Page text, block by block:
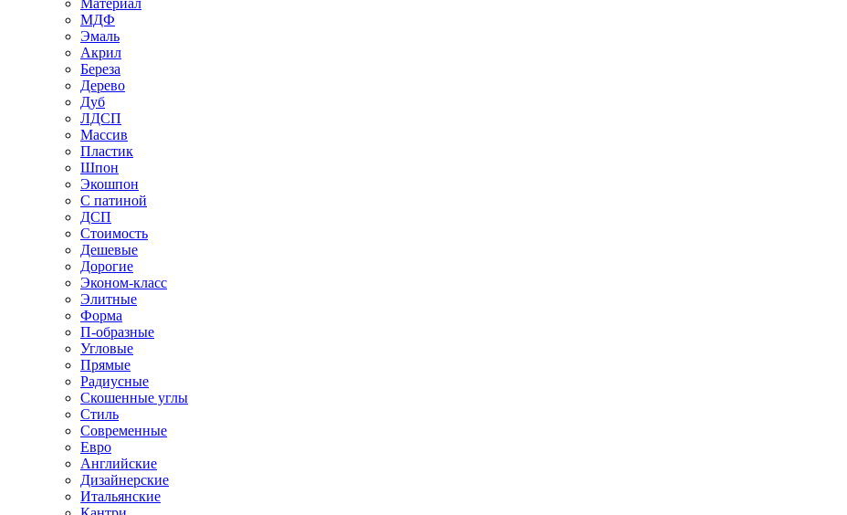
МДФ
Эмаль
Акрил
Береза
Дерево
Дуб
ЛДСП
Массив
Пластик
Шпон
Экошпон
С патиной
ДСП
Стоимость
Дешевые
Дорогие
Эконом-класс
Элитные
Форма
П-образные
Угловые
Прямые
Радиусные
Скошенные углы
Стиль
Современные
Евро
Английские
Дизайнерские
Итальянские